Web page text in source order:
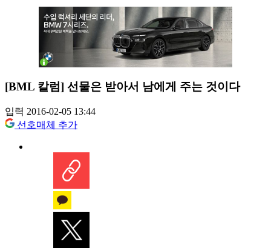
[BML 칼럼] 선물은 받아서 남에게 주는 것이다
입력 2016-02-05 13:44
선호매체 추가